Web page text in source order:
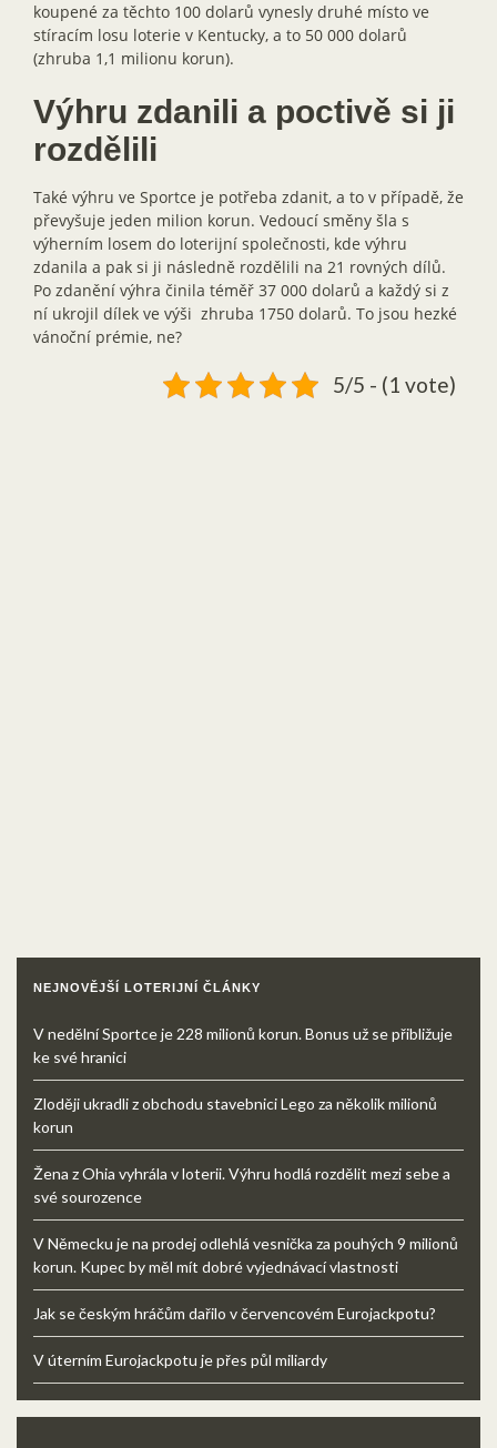
koupené za těchto 100 dolarů vynesly druhé místo ve
stíracím losu loterie v Kentucky, a to 50 000 dolarů
(zhruba 1,1 milionu korun).
Výhru zdanili a poctivě si ji
rozdělili
Také výhru ve Sportce je potřeba zdanit, a to v případě, že
převyšuje jeden milion korun. Vedoucí směny šla s
výherním losem do loterijní společnosti, kde výhru
zdanila a pak si ji následně rozdělili na 21 rovných dílů.
Po zdanění výhra činila téměř 37 000 dolarů a každý si z
ní ukrojil dílek ve výši zhruba 1750 dolarů. To jsou hezké
vánoční prémie, ne?
5/5 - (1 vote)
NEJNOVĚJŠÍ LOTERIJNÍ ČLÁNKY
V nedělní Sportce je 228 milionů korun. Bonus už se přibližuje
ke své hranici
Zloději ukradli z obchodu stavebnici Lego za několik milionů
korun
Žena z Ohia vyhrála v loterii. Výhru hodlá rozdělit mezi sebe a
své sourozence
V Německu je na prodej odlehlá vesnička za pouhých 9 milionů
korun. Kupec by měl mít dobré vyjednávací vlastnosti
Jak se českým hráčům dařilo v červencovém Eurojackpotu?
V úterním Eurojackpotu je přes půl miliardy